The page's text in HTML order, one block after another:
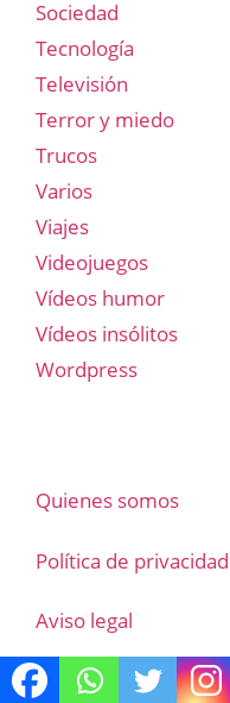
Sociedad
Tecnología
Televisión
Terror y miedo
Trucos
Varios
Viajes
Videojuegos
Vídeos humor
Vídeos insólitos
Wordpress
Quienes somos
Política de privacidad
Aviso legal
Política de cookies